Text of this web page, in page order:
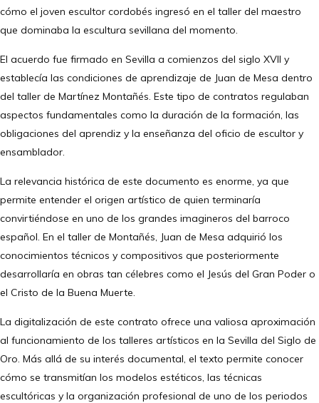
cómo el joven escultor cordobés ingresó en el taller del maestro
que dominaba la escultura sevillana del momento.
El acuerdo fue firmado en Sevilla a comienzos del siglo XVII y
establecía las condiciones de aprendizaje de Juan de Mesa dentro
del taller de Martínez Montañés. Este tipo de contratos regulaban
aspectos fundamentales como la duración de la formación, las
obligaciones del aprendiz y la enseñanza del oficio de escultor y
ensamblador.
La relevancia histórica de este documento es enorme, ya que
permite entender el origen artístico de quien terminaría
convirtiéndose en uno de los grandes imagineros del barroco
español. En el taller de Montañés, Juan de Mesa adquirió los
conocimientos técnicos y compositivos que posteriormente
desarrollaría en obras tan célebres como el Jesús del Gran Poder o
el Cristo de la Buena Muerte.
La digitalización de este contrato ofrece una valiosa aproximación
al funcionamiento de los talleres artísticos en la Sevilla del Siglo de
Oro. Más allá de su interés documental, el texto permite conocer
cómo se transmitían los modelos estéticos, las técnicas
escultóricas y la organización profesional de uno de los periodos